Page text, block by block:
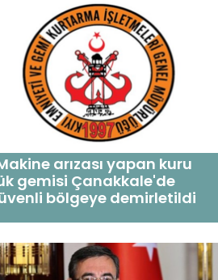
arızası yapan kuru
gemisi Çanakkale'de
bölgeye demirletildi